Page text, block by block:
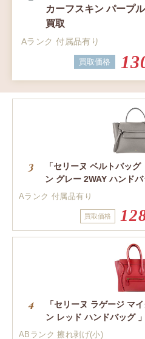
カーフスキン パープ
買取
Aランク 付属品有り
買取価格
「セリーヌ ベルトバッ
ン グレー 2WAY ハンド
Aランク 付属品有り
買取価格
「セリーヌ ラゲージ マ
ン レッド ハンドバッグ
ABランク 擦れ剥げ(小)